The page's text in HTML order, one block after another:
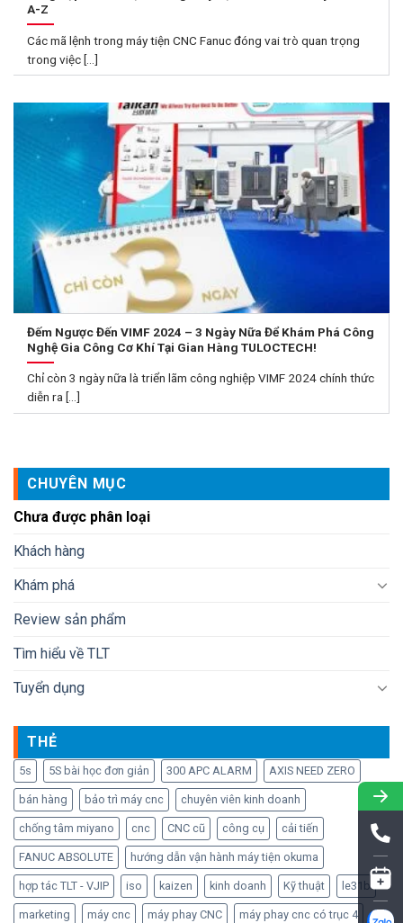
A-Z
Các mã lệnh trong máy tiện CNC Fanuc đóng vai trò quan trọng
trong việc [...]
Đếm Ngược Đến VIMF 2024 – 3 Ngày Nữa Để Khám Phá Công
Nghệ Gia Công Cơ Khí Tại Gian Hàng TULOCTECH!
Chỉ còn 3 ngày nữa là triển lãm công nghiệp VIMF 2024 chính thức
diễn ra [...]
CHUYÊN MỤC
Chưa được phân loại
Khách hàng
Khám phá
Review sản phẩm
Tìm hiểu về TLT
Tuyển dụng
THẺ
5s 5S bài học đơn giản 300 APC ALARM AXIS NEED ZERO
bán hàng bảo trì máy cnc chuyên viên kinh doanh
chống tâm miyano cnc CNC cũ công cụ cải tiến
FANUC ABSOLUTE hướng dẫn vận hành máy tiện okuma
hợp tác TLT - VJIP iso kaizen kinh doanh Kỹ thuật le31b
marketing máy cnc máy phay CNC máy phay cnc có trục 4